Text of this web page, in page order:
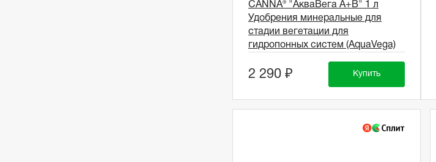
CANNA® "АкваВега A+B" 1 л
Удобрения минеральные для
стадии вегетации для
гидропонных систем (AquaVega)
2 290 ₽ Купить